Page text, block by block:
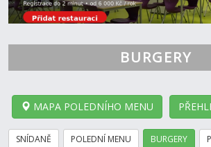
BURGERY
MAPA POLEDNÍHO MENU
SNÍDANĚ POLEDNÍ MENU BURGERY